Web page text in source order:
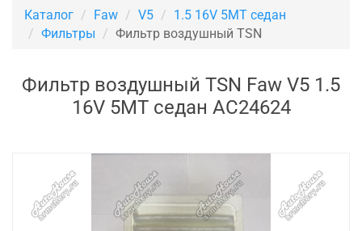
Каталог Faw V5
1.5 16V 5MT седан
Фильтры
Фильтр воздушный TSN
Фильтр воздушный TSN Faw V5 1.5
16V 5MT седан AC24624